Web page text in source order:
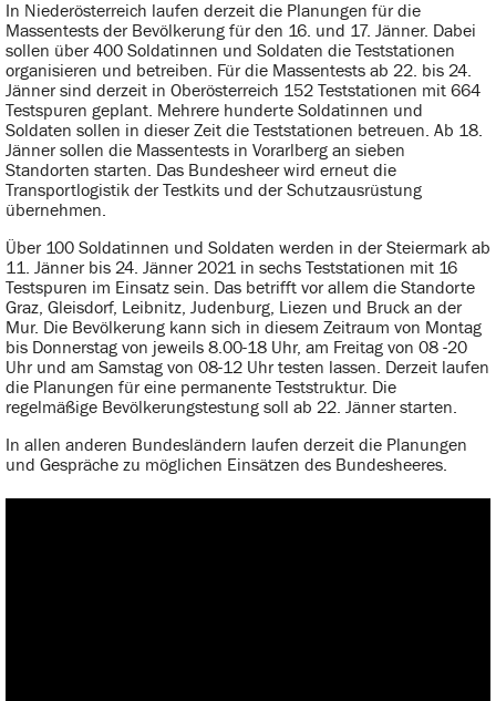
In Niederösterreich laufen derzeit die Planungen für die
Massentests der Bevölkerung für den 16. und 17. Jänner. Dabei
sollen über 400 Soldatinnen und Soldaten die Teststationen
organisieren und betreiben. Für die Massentests ab 22. bis 24.
Jänner sind derzeit in Oberösterreich 152 Teststationen mit 664
Testspuren geplant. Mehrere hunderte Soldatinnen und
Soldaten sollen in dieser Zeit die Teststationen betreuen. Ab 18.
Jänner sollen die Massentests in Vorarlberg an sieben
Standorten starten. Das Bundesheer wird erneut die
Transportlogistik der Testkits und der Schutzausrüstung
übernehmen.
Über 100 Soldatinnen und Soldaten werden in der Steiermark ab
11. Jänner bis 24. Jänner 2021 in sechs Teststationen mit 16
Testspuren im Einsatz sein. Das betrifft vor allem die Standorte
Graz, Gleisdorf, Leibnitz, Judenburg, Liezen und Bruck an der
Mur. Die Bevölkerung kann sich in diesem Zeitraum von Montag
bis Donnerstag von jeweils 8.00-18 Uhr, am Freitag von 08 -20
Uhr und am Samstag von 08-12 Uhr testen lassen. Derzeit laufen
die Planungen für eine permanente Teststruktur. Die
regelmäßige Bevölkerungstestung soll ab 22. Jänner starten.
In allen anderen Bundesländern laufen derzeit die Planungen
und Gespräche zu möglichen Einsätzen des Bundesheeres.